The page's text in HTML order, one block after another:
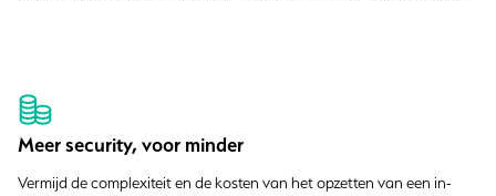
Meer security, voor minder
Vermijd de complexiteit en de kosten van het opzetten van een in-